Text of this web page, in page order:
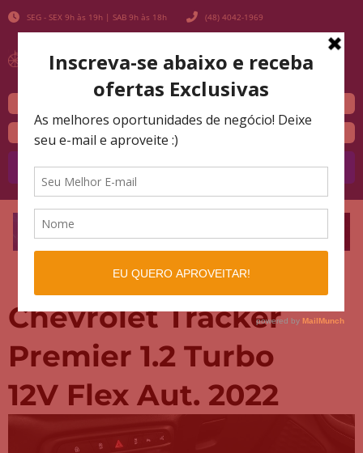
SEG - SEX 9h às 19h | SAB 9h às 18h (48) 4042-1969
Buscar
Chevrolet Tracker
Premier 1.2 Turbo
12V Flex Aut. 2022